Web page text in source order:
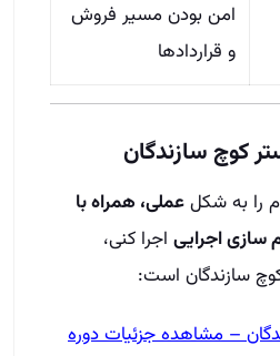
امن بودن مسیر فروش
و قراردادها
کوچ سازندگان
عملی، همراه با
اجرایی اجرا کنی،
سازندگان است:
– مشاهده جزئیات دوره